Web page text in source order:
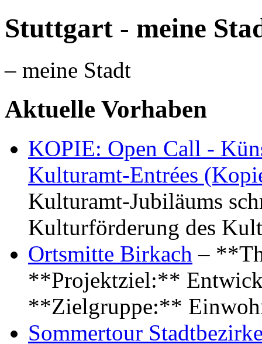
Stuttgart - meine
– meine Stadt
Aktuelle Vorhaben
KOPIE: Open Call -
Kulturamt-Entrées
Kulturamt-Jubiläums
Kulturförderung des
Ortsmitte Birkach –
**Projektziel:**
**Zielgruppe:**
Sommertour